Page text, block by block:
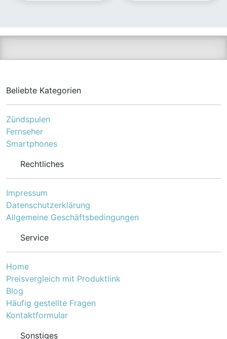
Beliebte Kategorien
Zündspulen
Fernseher
Smartphones
Rechtliches
Impressum
Datenschutzerklärung
Allgemeine Geschäftsbedingungen
Service
Home
Preisvergleich mit Produktlink
Blog
Häufig gestellte Fragen
Kontaktformular
Sonstiges